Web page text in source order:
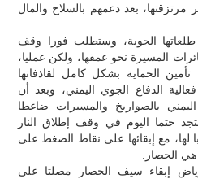
مرتزقتها، بعد دعمهم بالسلاح والمال
الجوية، وستطلب فورا وقف
المسيرة نحو عمقها، ولكن عمليا،
الحماية بشكل كامل لقاذفاتها
الدفاع الجوي اليمني، وبعد أن
بالصواريخ والمسيرات ضاغطا
حتما اليوم في وقف إطلاق النار
لها، مع إبقائها على نقاط الضغط على
الحصار.
إبقاء سيف الحصار مصلتا على